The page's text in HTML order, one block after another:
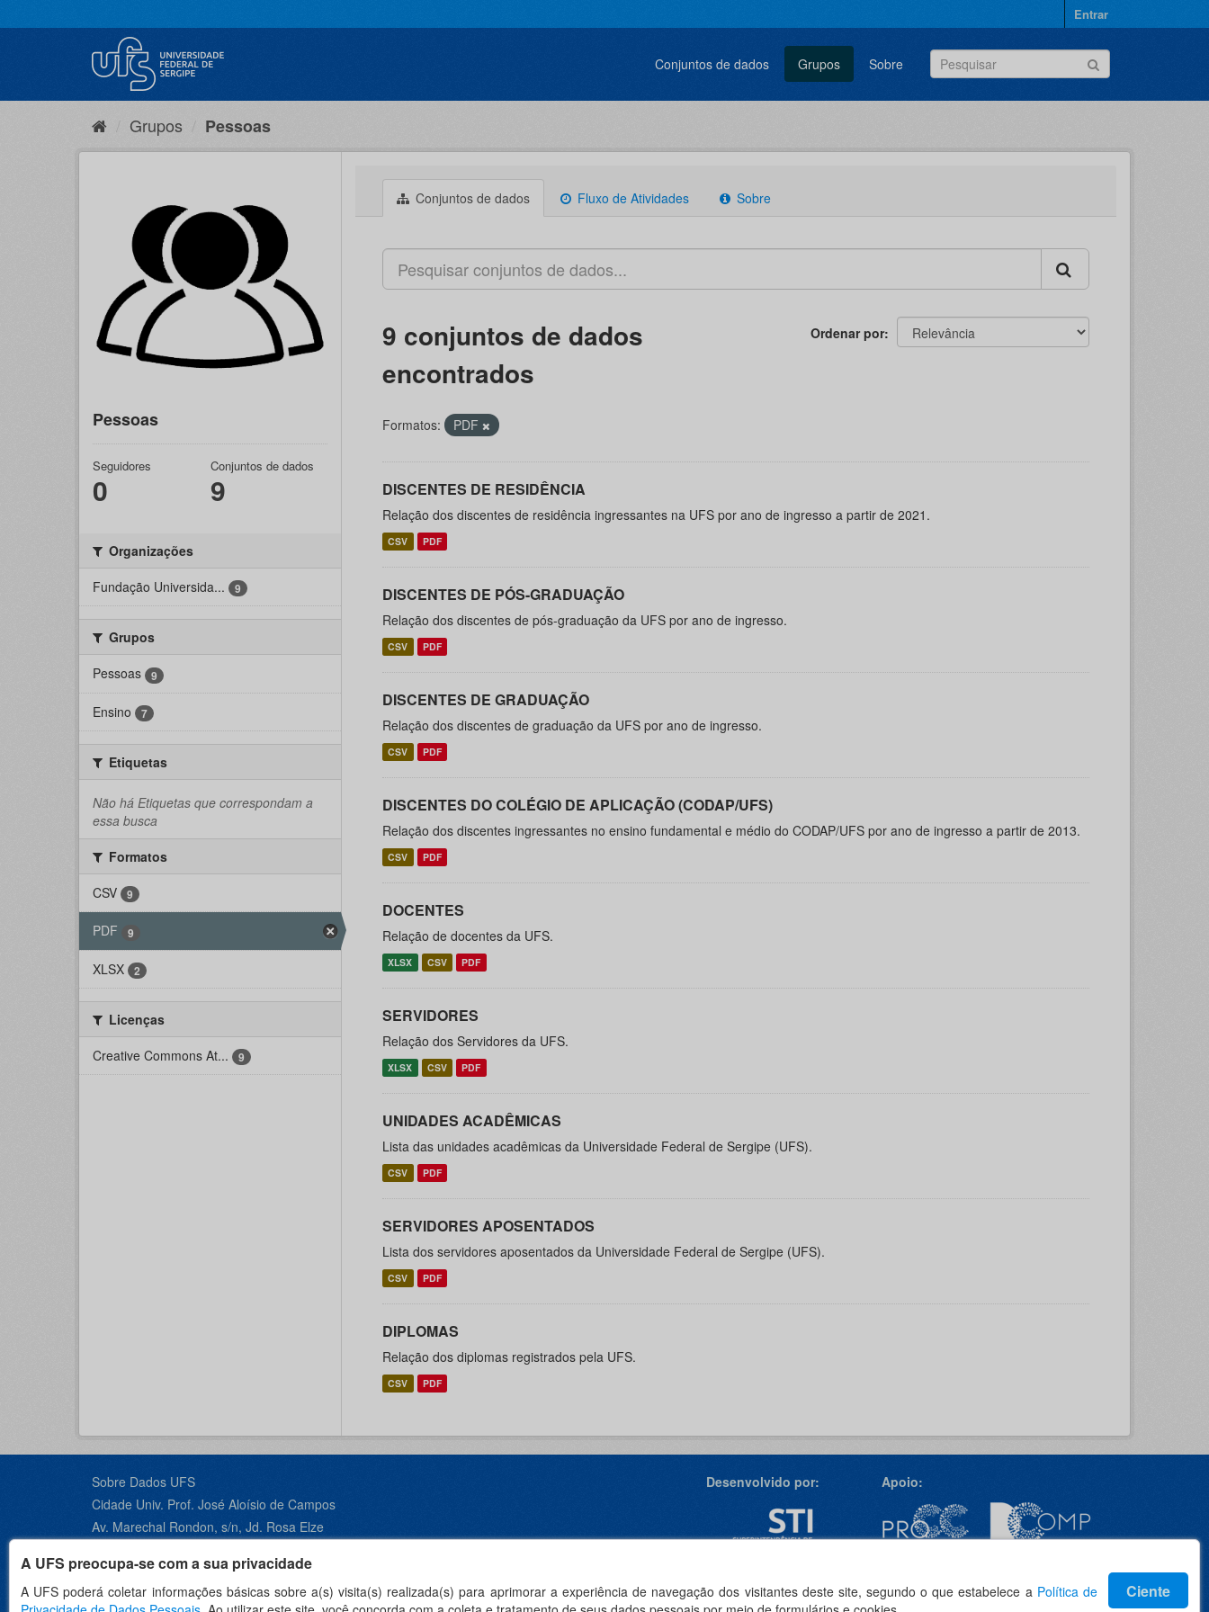
para
A UFS preocupa-se com a sua privacidade
A UFS poderá coletar informações básicas sobre a(s) visita(s) realizada(s) para aprimorar a experiência de navegação dos visitantes deste site, segundo o que estabelece a Política de
Ciente
Entrar
Conjuntos de dados Grupos Sobre
Grupos Pessoas
Pessoas
Seguidores
0
Conjuntos de dados
9
Organizações
Fundação Universida...
9
Grupos
Pessoas
9
Ensino 7
Etiquetas
Não há Etiquetas que correspondam a
essa busca
Formatos
CSV
9
PDF 9
XLSX 2
Licenças
Creative Commons At...
9
Conjuntos de dados Fluxo de Atividades Sobre
Ordenar por
9 conjuntos de dados
encontrados
Formatos: PDF
DISCENTES DE RESIDÊNCIA
Relação dos discentes de residência ingressantes na UFS por ano de ingresso a partir de 2021.
CSV PDF
DISCENTES DE PÓS-GRADUAÇÃO
Relação dos discentes de pós-graduação da UFS por ano de ingresso.
CSV PDF
DISCENTES DE GRADUAÇÃO
Relação dos discentes de graduação da UFS por ano de ingresso.
CSV PDF
DISCENTES DO COLÉGIO DE APLICAÇÃO (CODAP/UFS)
Relação dos discentes ingressantes no ensino fundamental e médio do CODAP/UFS por ano de ingresso a partir de 2013.
CSV PDF
DOCENTES
Relação de docentes da UFS.
XLSX CSV PDF
SERVIDORES
Relação dos Servidores da UFS.
XLSX CSV PDF
UNIDADES ACADÊMICAS
Lista das unidades acadêmicas da Universidade Federal de Sergipe (UFS).
CSV PDF
SERVIDORES APOSENTADOS
Lista dos servidores aposentados da Universidade Federal de Sergipe (UFS).
CSV PDF
DIPLOMAS
Relação dos diplomas registrados pela UFS.
CSV PDF
Sobre Dados UFS
Cidade Univ. Prof. José Aloísio de Campos
Av. Marechal Rondon, s/n, Jd. Rosa Elze
Contato +55 79 3194-6600
Desenvolvido por: Apoio:
Idioma